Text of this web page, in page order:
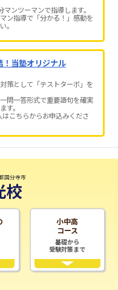
マンツーマンで指導します。
ン指導で「分かる！」感動を
。
当塾オリジナル
策として「テストターボ」を
問一答形式で重要語句を確実
す。
こちらからお申込みくださ
国分寺市
校
小中高
コース
基礎から
受験対策まで